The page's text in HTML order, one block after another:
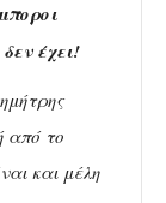
έχει!
από το
και μέλη